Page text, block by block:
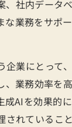
、社内データ
な業務をサポ
企業にとって
、業務効率を
成AIを効果的
されているこ